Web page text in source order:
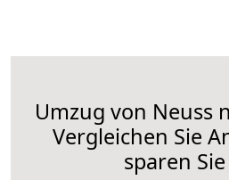
Umzug von Neuss
Vergleichen Sie
sparen